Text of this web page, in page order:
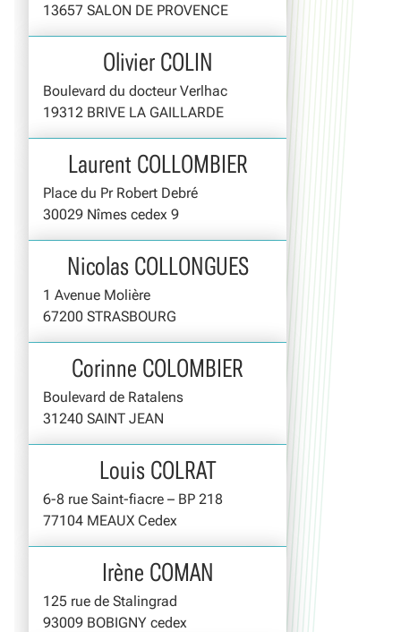
13657 SALON DE PROVENCE
Olivier COLIN
Boulevard du docteur Verlhac
19312 BRIVE LA GAILLARDE
Laurent COLLOMBIER
Place du Pr Robert Debré
30029 Nîmes cedex 9
Nicolas COLLONGUES
1 Avenue Molière
67200 STRASBOURG
Corinne COLOMBIER
Boulevard de Ratalens
31240 SAINT JEAN
Louis COLRAT
6-8 rue Saint-fiacre – BP 218
77104 MEAUX Cedex
Irène COMAN
125 rue de Stalingrad
93009 BOBIGNY cedex